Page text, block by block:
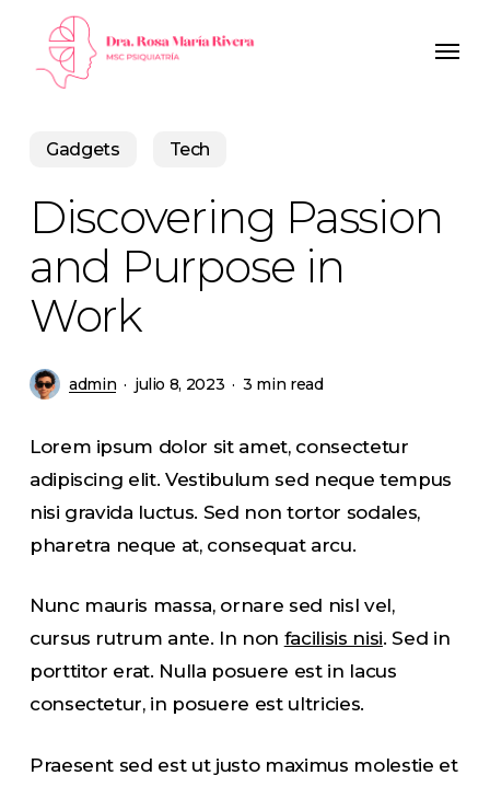
Gadgets Tech
Discovering Passion
and Purpose in
Work
admin julio 8, 2023 3 min read
Lorem ipsum dolor sit amet, consectetur
adipiscing elit. Vestibulum sed neque tempus
nisi gravida luctus. Sed non tortor sodales,
pharetra neque at, consequat arcu.
Nunc mauris massa, ornare sed nisl vel,
cursus rutrum ante. In non facilisis nisi. Sed in
porttitor erat. Nulla posuere est in lacus
consectetur, in posuere est ultricies.
Praesent sed est ut justo maximus molestie et